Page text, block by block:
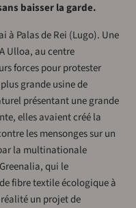
baisser la garde.
à Palas de Rei (Lugo). Une
Ulloa, au centre
forces pour protester
grande usine de
présentant une grande
elles avaient créé la
les mensonges sur un
la multinationale
qui le
fibre textile écologique à
un projet de